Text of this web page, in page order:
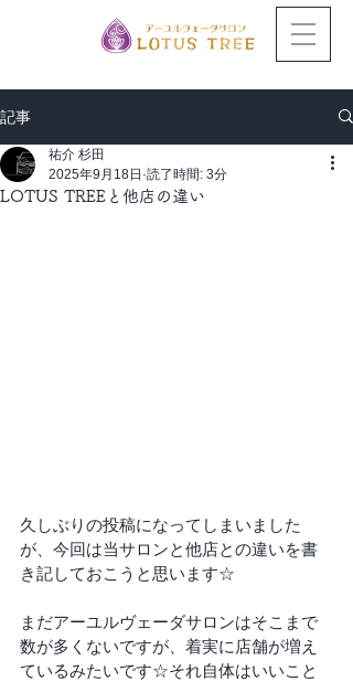
記事
LOTUS TREEと他店の違い
祐介 杉田
2025年9月18日 読了時間: 3分
久しぶりの投稿になってしまいました
が、今回は当サロンと他店との違いを書
き記しておこうと思います☆
まだアーユルヴェーダサロンはそこまで
数が多くないですが、着実に店舗が増え
ているみたいです☆それ自体はいいこと